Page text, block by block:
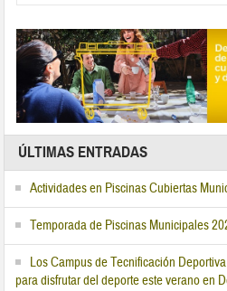
ÚLTIMAS ENTRADAS
Actividades en Piscinas Cubiertas
Temporada de Piscinas Municipales
Los Campus de Tecnificación
para disfrutar del deporte este verano en